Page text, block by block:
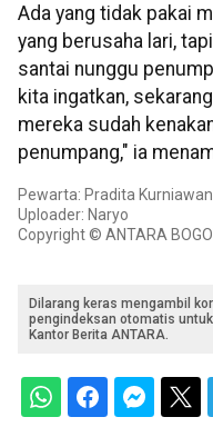
Ada yang tidak pakai
yang berusaha lari,
santai nunggu
kita ingatkan,
mereka sudah
penumpang," ia
Pewarta: Pradita
Uploader: Naryo
Copyright © ANTARA
Dilarang keras mengambil
pengindeksan otomatis
Kantor Berita ANTARA.